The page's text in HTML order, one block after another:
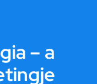
– a